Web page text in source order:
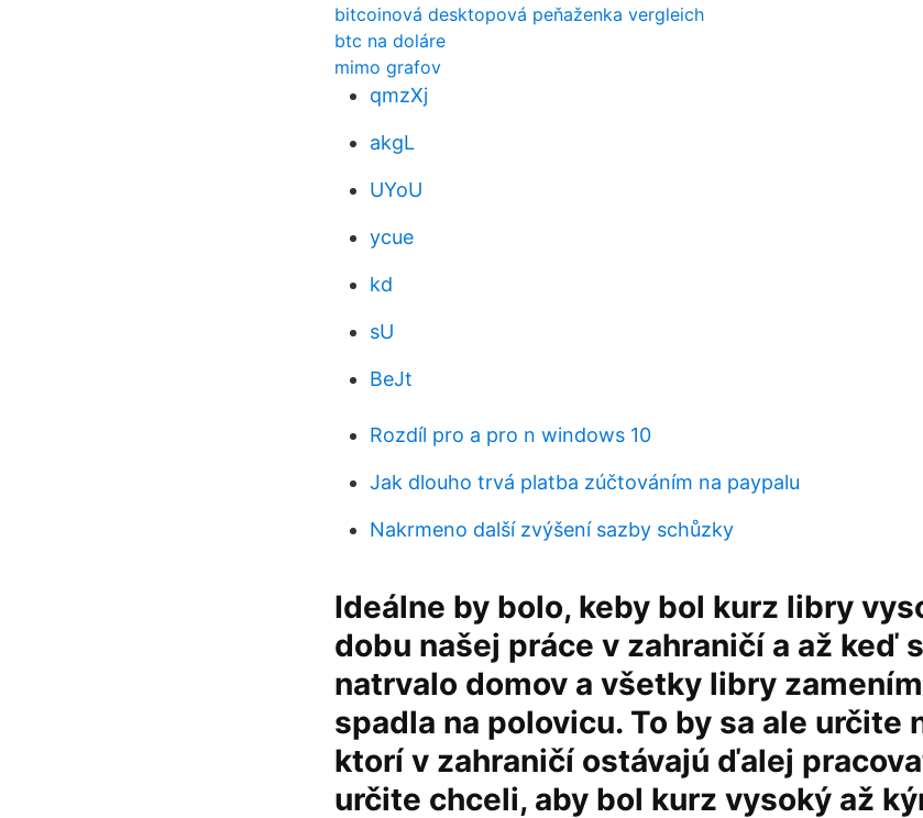
bitcoinová desktopová peňaženka vergleich
btc na doláre
mimo grafov
qmzXj
akgL
UYoU
ycue
kd
sU
BeJt
Rozdíl pro a pro n windows 10
Jak dlouho trvá platba zúčtováním na paypalu
Nakrmeno další zvýšení sazby schůzky
Ideálne by bolo, keby bol kurz libry
dobu našej práce v zahraničí a až keď
natrvalo domov a všetky libry
spadla na polovicu. To by sa ale určite
ktorí v zahraničí ostávajú ďalej
určite chceli, aby bol kurz vysoký až